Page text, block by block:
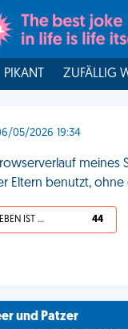
PIKANT ZUFÄLLIG
05/2026 19:34
Eltern benutzt, ohne
ICH STIMME ZU, DEIN LEBEN IST SCHEISSE 44
und Patzer